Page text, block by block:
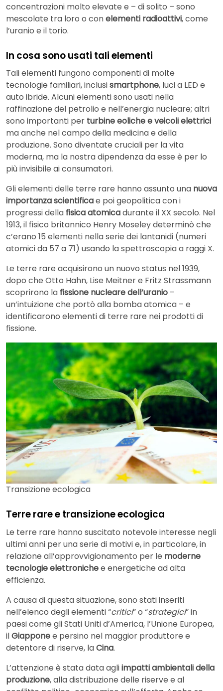
concentrazioni molto elevate e – di solito – sono
mescolate tra loro o conelementi radioattivi, come
l’uranio e il torio.
In cosa sono usati tali elementi
Tali elementi fungono componenti di molte
tecnologie familiari, inclusismartphone, luci a LED e
auto ibride. Alcuni elementi sono usati nella
raffinazione del petrolio e nell’energia nucleare; altri
sono importanti per turbine eoliche e veicoli elettrici
ma anche nel campo della medicina e della
produzione. Sono diventate cruciali per la vita
moderna, ma la nostra dipendenza da esse è per lo
più invisibile ai consumatori.
Gli elementi delle terre rare hanno assunto una nuova
importanza scientificae poi geopolitica con i
progressi della fisica atomicadurante il XX secolo. Nel
1913, il fisico britannico Henry Moseley determinò che
c’erano 15 elementi nella serie dei lantanidi (numeri
atomici da 57 a 71) usando la spettroscopia a raggi X.
Le terre rare acquisirono un nuovo status nel 1939,
dopo che Otto Hahn, Lise Meitner e Fritz Strassmann
scoprirono la fissione nucleare dell’uranio –
un’intuizione che portò alla bomba atomica – e
identificarono elementi di terre rare nei prodotti di
fissione.
Transizione ecologica
Terre rare e transizione ecologica
Le terre rare hanno suscitato notevole interesse negli
ultimi anni per una serie di motivi e, in particolare, in
relazione all’approvvigionamento per le moderne
tecnologie elettronichee energetiche ad alta
efficienza.
A causa di questa situazione, sono stati inseriti
nell’elenco degli elementi “critici” o “strategici” in
paesi come gli Stati Uniti d’America, l’Unione Europea,
ilGiapponee persino nel maggior produttore e
detentore di riserve, laCina.
L’attenzione è stata data agliimpatti ambientali della
produzione, alla distribuzione delle riserve e al